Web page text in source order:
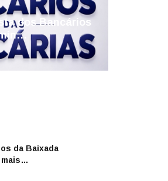
dos Bancários
da Baixada
mais…